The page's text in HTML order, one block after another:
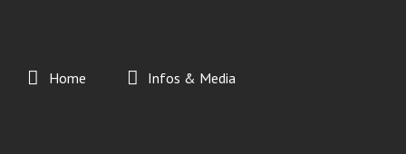
Home Infos & Media